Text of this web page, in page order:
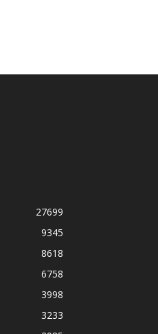
27699
9345
8618
6758
3998
3233